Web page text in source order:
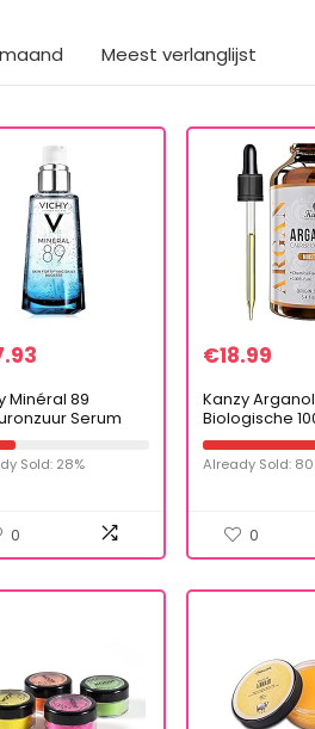
Meest verlanglijst
Minéral 89
Serum
50 ml
Sold: 28%
0
€18.99
Kanzy
Biologische
Koudgeperste
oil Morocco
Veganistische
Already Sold:
0